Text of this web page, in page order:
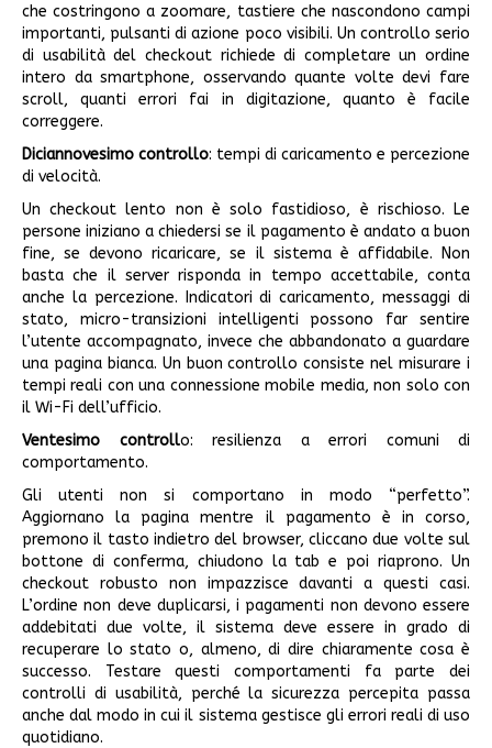
che costringono a zoomare, tastiere che nascondono campi
importanti, pulsanti di azione poco visibili. Un controllo serio
di usabilità del checkout richiede di completare un ordine
intero da smartphone, osservando quante volte devi fare
scroll, quanti errori fai in digitazione, quanto è facile
correggere.
Diciannovesimo controllo: tempi di caricamento e percezione
di velocità.
Un checkout lento non è solo fastidioso, è rischioso. Le
persone iniziano a chiedersi se il pagamento è andato a buon
fine, se devono ricaricare, se il sistema è affidabile. Non
basta che il server risponda in tempo accettabile, conta
anche la percezione. Indicatori di caricamento, messaggi di
stato, micro-transizioni intelligenti possono far sentire
l’utente accompagnato, invece che abbandonato a guardare
una pagina bianca. Un buon controllo consiste nel misurare i
tempi reali con una connessione mobile media, non solo con
il Wi-Fi dell’ufficio.
Ventesimo controllo: resilienza a errori comuni di
comportamento.
Gli utenti non si comportano in modo “perfetto”.
Aggiornano la pagina mentre il pagamento è in corso,
premono il tasto indietro del browser, cliccano due volte sul
bottone di conferma, chiudono la tab e poi riaprono. Un
checkout robusto non impazzisce davanti a questi casi.
L’ordine non deve duplicarsi, i pagamenti non devono essere
addebitati due volte, il sistema deve essere in grado di
recuperare lo stato o, almeno, di dire chiaramente cosa è
successo. Testare questi comportamenti fa parte dei
controlli di usabilità, perché la sicurezza percepita passa
anche dal modo in cui il sistema gestisce gli errori reali di uso
quotidiano.